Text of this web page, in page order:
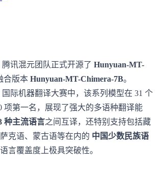
腾讯混元团队正式开源了 Hunyuan-MT-
合版本 Hunyuan-MT-Chimera-7B。
际机器翻译大赛中，该系列模型在 31 个
项第一名，展现了强大的多语种翻译能
种主流语言之间互译，还特别支持包括藏
克语、蒙古语等在内的 中国少数民族语
言覆盖度上极具突破性。